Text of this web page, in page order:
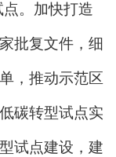
点。加快打造
批复文件，细
，推动示范区
碳转型试点实
试点建设，建